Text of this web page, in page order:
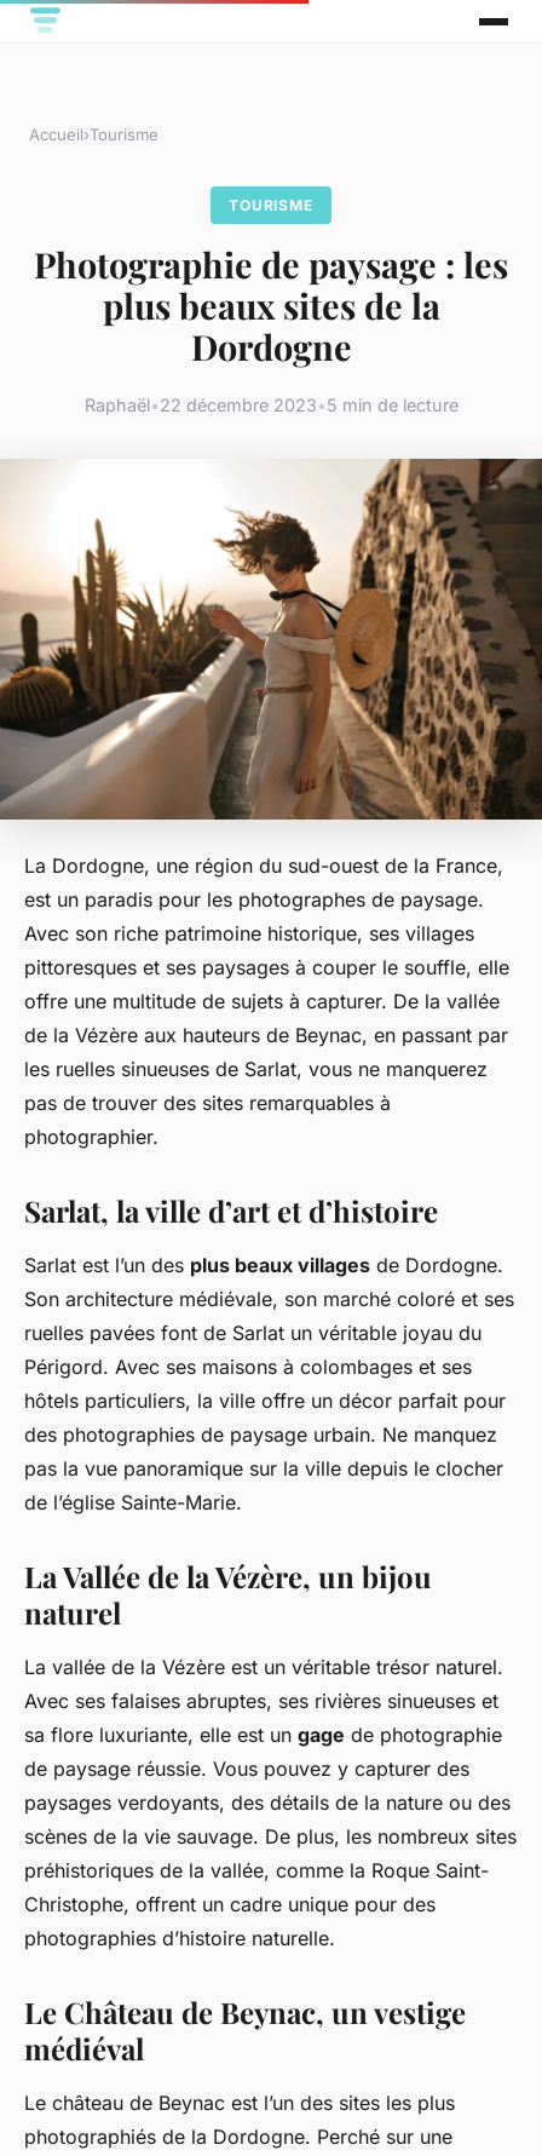
Accueil›Tourisme
TOURISME
Photographie de paysage : les
plus beaux sites de la
Dordogne
Raphaël•22 décembre 2023•5 min de lecture
La Dordogne, une région du sud-ouest de la France,
est un paradis pour les photographes de paysage.
Avec son riche patrimoine historique, ses villages
pittoresques et ses paysages à couper le souffle, elle
offre une multitude de sujets à capturer. De la vallée
de la Vézère aux hauteurs de Beynac, en passant par
les ruelles sinueuses de Sarlat, vous ne manquerez
pas de trouver des sites remarquables à
photographier.
Sarlat, la ville d’art et d’histoire
Sarlat est l’un des plus beaux villages de Dordogne.
Son architecture médiévale, son marché coloré et ses
ruelles pavées font de Sarlat un véritable joyau du
Périgord. Avec ses maisons à colombages et ses
hôtels particuliers, la ville offre un décor parfait pour
des photographies de paysage urbain. Ne manquez
pas la vue panoramique sur la ville depuis le clocher
de l’église Sainte-Marie.
La Vallée de la Vézère, un bijou
naturel
La vallée de la Vézère est un véritable trésor naturel.
Avec ses falaises abruptes, ses rivières sinueuses et
sa flore luxuriante, elle est un gage de photographie
de paysage réussie. Vous pouvez y capturer des
paysages verdoyants, des détails de la nature ou des
scènes de la vie sauvage. De plus, les nombreux sites
préhistoriques de la vallée, comme la Roque Saint-
Christophe, offrent un cadre unique pour des
photographies d’histoire naturelle.
Le Château de Beynac, un vestige
médiéval
Le château de Beynac est l’un des sites les plus
photographiés de la Dordogne. Perché sur une